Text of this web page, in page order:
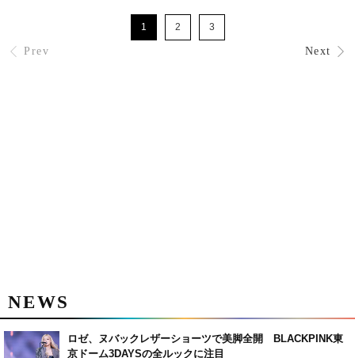
Prev
1 2 3
Next
NEWS
ロゼ、ヌバックレザーショーツで美脚全開 BLACKPINK東
京ドーム3DAYSの全ルックに注目